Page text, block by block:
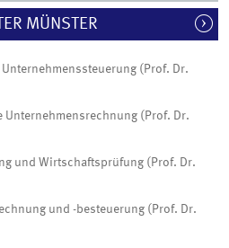
MÜNSTER
(Prof. Dr.
Unternehmensrechnung (Prof. Dr.
und Wirtschaftsprüfung (Prof. Dr.
und -besteuerung (Prof. Dr.